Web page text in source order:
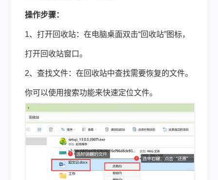
操作步骤：
1、打开回收站：在电脑桌面双击“回收站”图标，
打开回收站窗口。
2、查找文件：在回收站中查找需要恢复的文件。
你可以使用搜索功能来快速定位文件。